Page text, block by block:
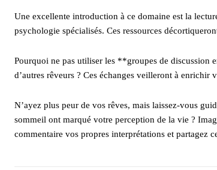
Une excellente introduction à ce domaine est la
psychologie spécialisés. Ces ressources
Pourquoi ne pas utiliser les **groupes de discussion
d’autres rêveurs ? Ces échanges veilleront à
N’ayez plus peur de vos rêves, mais laissez-vous
sommeil ont marqué votre perception de la vie ?
commentaire vos propres interprétations et partagez